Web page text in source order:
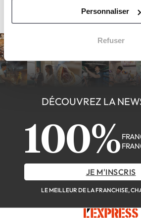
Personnaliser
Refuser
DÉCOUVREZ LA
100%
JE M'INSCRIS
LE MEILLEUR DE LA FRANCHISE,